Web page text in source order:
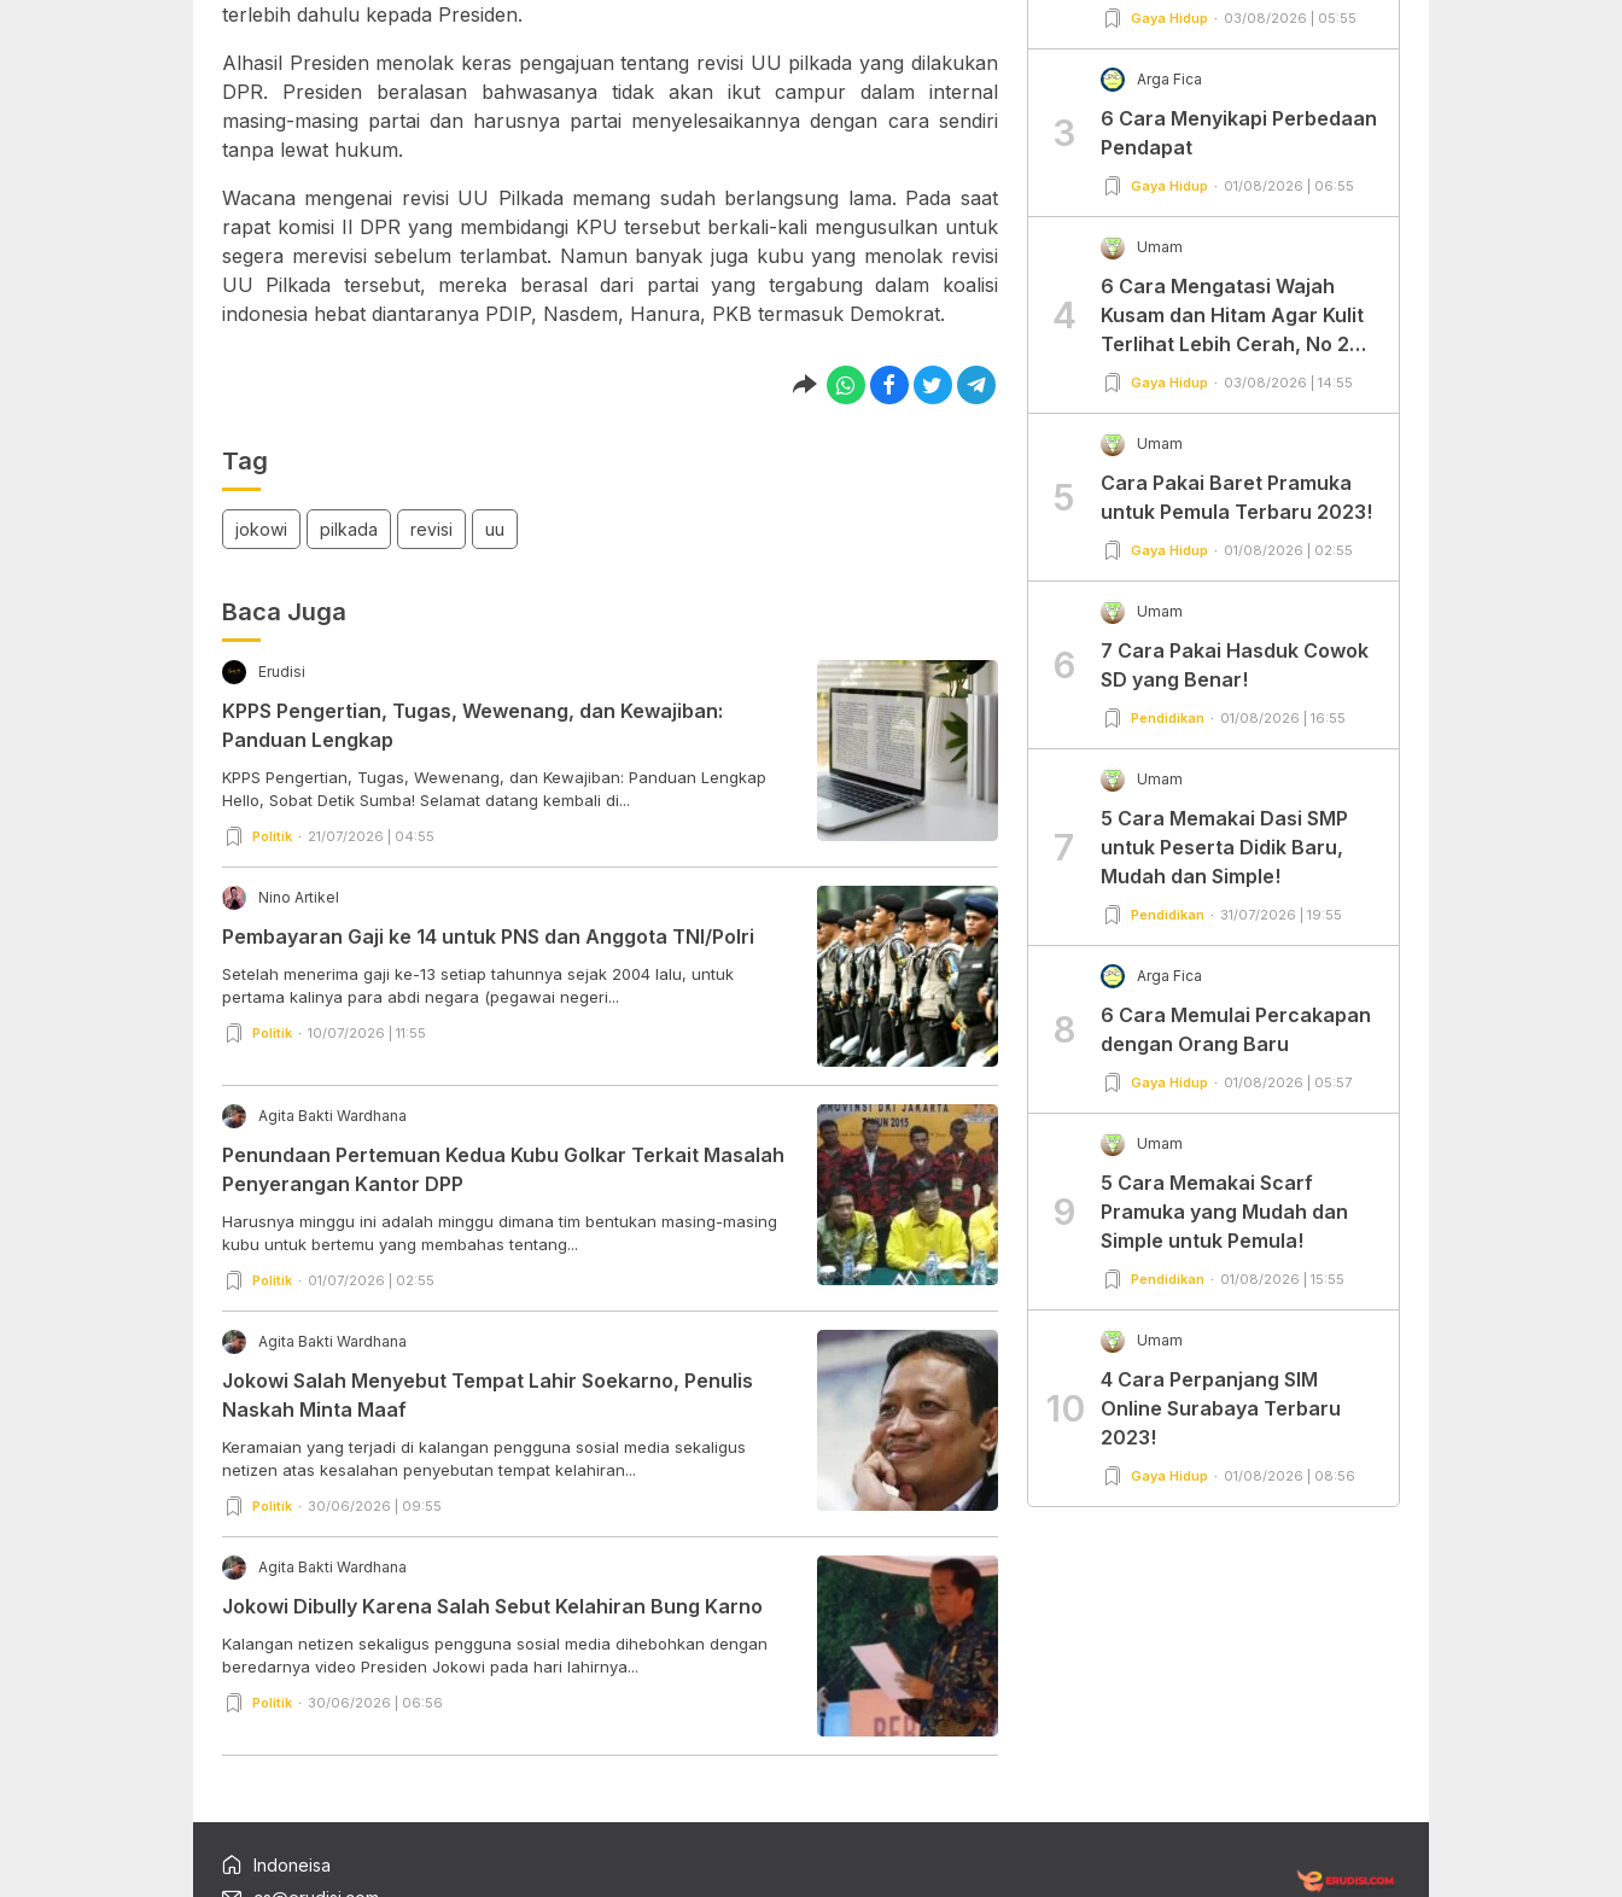
terlebih dahulu kepada Presiden.
Alhasil Presiden menolak keras pengajuan tentang revisi UU pilkada yang dilakukan
DPR. Presiden beralasan bahwasanya tidak akan ikut campur dalam internal
masing-masing partai dan harusnya partai menyelesaikannya dengan cara sendiri
tanpa lewat hukum.
Wacana mengenai revisi UU Pilkada memang sudah berlangsung lama. Pada saat
rapat komisi II DPR yang membidangi KPU tersebut berkali-kali mengusulkan untuk
segera merevisi sebelum terlambat. Namun banyak juga kubu yang menolak revisi
UU Pilkada tersebut, mereka berasal dari partai yang tergabung dalam koalisi
indonesia hebat diantaranya PDIP, Nasdem, Hanura, PKB termasuk Demokrat.
Tag
jokowi pilkada revisi uu
Baca Juga
Erudisi
KPPS Pengertian, Tugas, Wewenang, dan Kewajiban:
Panduan Lengkap
KPPS Pengertian, Tugas, Wewenang, dan Kewajiban: Panduan Lengkap
Hello, Sobat Detik Sumba! Selamat datang kembali di...
Politik 21/07/2026 | 04:55
Nino Artikel
Pembayaran Gaji ke 14 untuk PNS dan Anggota TNI/Polri
Setelah menerima gaji ke-13 setiap tahunnya sejak 2004 lalu, untuk
pertama kalinya para abdi negara (pegawai negeri...
Politik 10/07/2026 | 11:55
Agita Bakti Wardhana
Penundaan Pertemuan Kedua Kubu Golkar Terkait Masalah
Penyerangan Kantor DPP
Harusnya minggu ini adalah minggu dimana tim bentukan masing-masing
kubu untuk bertemu yang membahas tentang...
Politik 01/07/2026 | 02:55
Agita Bakti Wardhana
Jokowi Salah Menyebut Tempat Lahir Soekarno, Penulis
Naskah Minta Maaf
Keramaian yang terjadi di kalangan pengguna sosial media sekaligus
netizen atas kesalahan penyebutan tempat kelahiran...
Politik 30/06/2026 | 09:55
Agita Bakti Wardhana
Jokowi Dibully Karena Salah Sebut Kelahiran Bung Karno
Kalangan netizen sekaligus pengguna sosial media dihebohkan dengan
beredarnya video Presiden Jokowi pada hari lahirnya...
Politik 30/06/2026 | 06:56
Gaya Hidup 03/08/2026 | 05:55
3
Arga Fica
6 Cara Menyikapi Perbedaan
Pendapat
Gaya Hidup 01/08/2026 | 06:55
4
Umam
6 Cara Mengatasi Wajah
Kusam dan Hitam Agar Kulit
Terlihat Lebih Cerah, No 2
Gampang Banget dan Mudah
Gaya Hidup 03/08/2026 | 14:55
5
Umam
Cara Pakai Baret Pramuka
untuk Pemula Terbaru 2023!
Gaya Hidup 01/08/2026 | 02:55
6
Umam
7 Cara Pakai Hasduk Cowok
SD yang Benar!
Pendidikan 01/08/2026 | 16:55
7
Umam
5 Cara Memakai Dasi SMP
untuk Peserta Didik Baru,
Mudah dan Simple!
Pendidikan 31/07/2026 | 19:55
8
Arga Fica
6 Cara Memulai Percakapan
dengan Orang Baru
Gaya Hidup 01/08/2026 | 05:57
9
Umam
5 Cara Memakai Scarf
Pramuka yang Mudah dan
Simple untuk Pemula!
Pendidikan 01/08/2026 | 15:55
10
Umam
4 Cara Perpanjang SIM
Online Surabaya Terbaru
2023!
Gaya Hidup 01/08/2026 | 08:56
Indoneisa